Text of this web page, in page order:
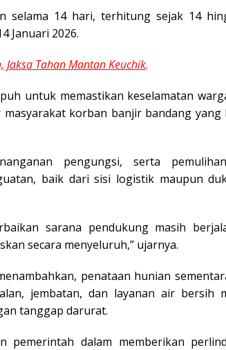
selama 14 hari, terhitung sejak 14
Januari 2026.
Jaksa Tahan Mantan Keuchik.
untuk memastikan keselamatan
korban banjir bandang yang
pengungsi, serta
baik dari sisi logistik maupun
sarana pendukung masih
secara menyeluruh,” ujarnya.
penataan hunian
jembatan, dan layanan air bersih
tanggap darurat.
pemerintah dalam memberikan